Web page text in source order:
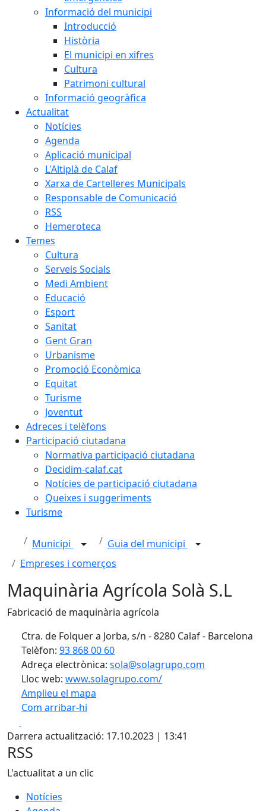
Informació del municipi
Introducció
Història
El municipi en xifres
Cultura
Patrimoni cultural
Informació geogràfica
Actualitat
Notícies
Agenda
Aplicació municipal
L'Altiplà de Calaf
Xarxa de Cartelleres Municipals
Responsable de Comunicació
RSS
Hemeroteca
Temes
Cultura
Serveis Socials
Medi Ambient
Educació
Esport
Sanitat
Gent Gran
Urbanisme
Promoció Econòmica
Equitat
Turisme
Joventut
Adreces i telèfons
Participació ciutadana
Normativa participació ciutadana
Decidim-calaf.cat
Notícies de participació ciutadana
Queixes i suggeriments
Turisme
Municipi
Guia del municipi
Empreses i comerços
Maquinària Agrícola Solà S.L
Fabricació de maquinària agrícola
Ctra. de Folquer a Jorba, s/n - 8280 Calaf - Barcelona
Telèfon: 93 868 00 60
Adreça electrònica: sola@solagrupo.com
Lloc web: www.solagrupo.com/
Amplieu el mapa
Com arribar-hi
+
−
Darrera actualització: 17.10.2023 | 13:41
RSS
L'actualitat a un clic
Notícies